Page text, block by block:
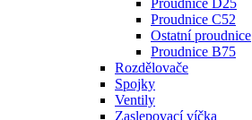
Proudnice D25
Proudnice C52
Ostatní proudnice
Proudnice B75
Rozdělovače
Spojky
Ventily
Zaslepovací víčka